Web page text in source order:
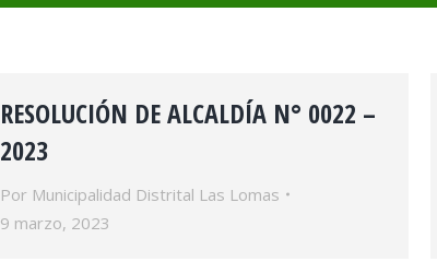
RESOLUCIÓN DE ALCALDÍA N° 0022 –
2023
Por Municipalidad Distrital Las Lomas
9 marzo, 2023